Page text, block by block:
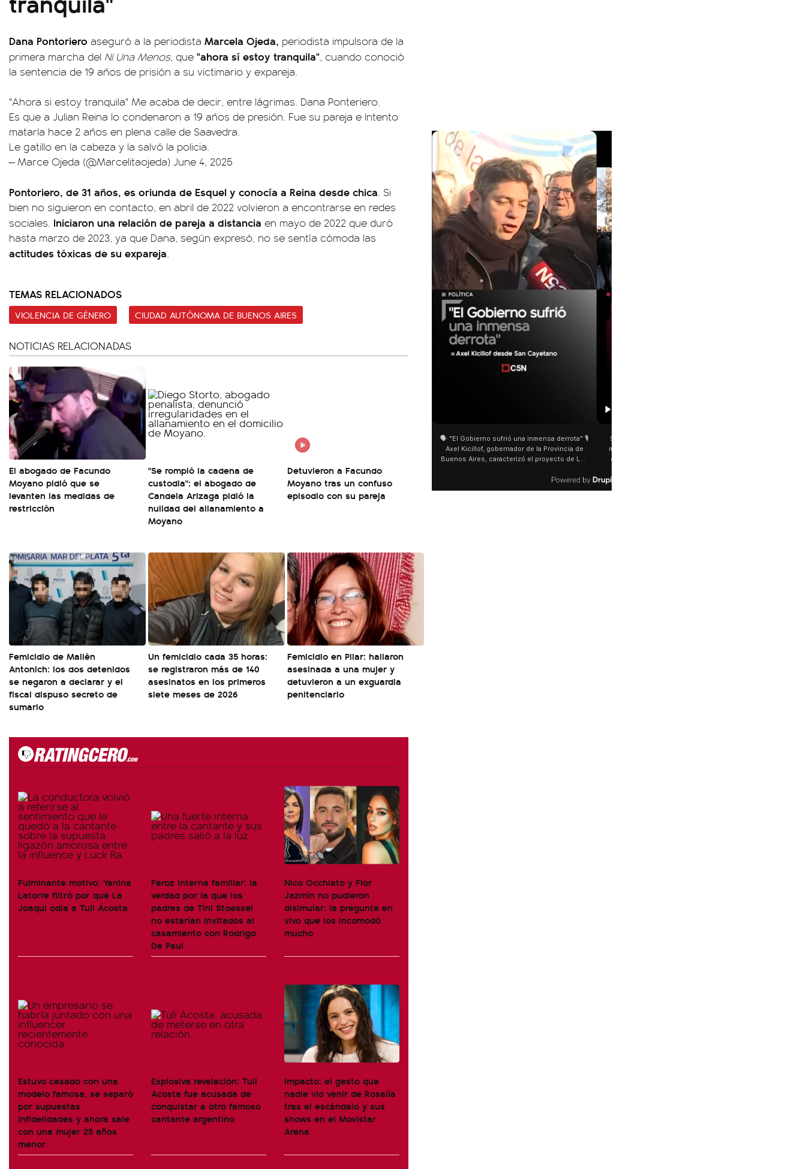
Dana Pontoriero aseguró a la periodista Marcela Ojeda, periodista impulsora de la
primera marcha del Ni Una Menos, que "ahora sí estoy tranquila", cuando conoció
la sentencia de 19 años de prisión a su victimario y expareja.
"Ahora si estoy tranquila" Me acaba de decir, entre lágrimas. Dana Ponteriero.
Es que a Julian Reina lo condenaron a 19 años de presión. Fue su pareja e Intento
matarla hace 2 años en plena calle de Saavedra.
Le gatillo en la cabeza y la salvó la policia.
— Marce Ojeda (@Marcelitaojeda) June 4, 2025
Pontoriero, de 31 años, es oriunda de Esquel y conocía a Reina desde chica. Si
bien no siguieron en contacto, en abril de 2022 volvieron a encontrarse en redes
sociales. Iniciaron una relación de pareja a distancia en mayo de 2022 que duró
hasta marzo de 2023, ya que Dana, según expresó, no se sentía cómoda las
actitudes tóxicas de su expareja.
TEMAS RELACIONADOS
VIOLENCIA DE GÉNERO CIUDAD AUTÓNOMA DE BUENOS AIRES
NOTICIAS RELACIONADAS
El abogado de Facundo
Moyano pidió que se
levanten las medidas de
restricción
"Se rompió la cadena de
custodia": el abogado de
Candela Arizaga pidió la
nulidad del allanamiento a
Moyano
Detuvieron a Facundo
Moyano tras un confuso
episodio con su pareja
Femicidio de Mailén
Antonich: los dos detenidos
se negaron a declarar y el
fiscal dispuso secreto de
sumario
Un femicidio cada 35 horas:
se registraron más de 140
asesinatos en los primeros
siete meses de 2026
Femicidio en Pilar: hallaron
asesinada a una mujer y
detuvieron a un exguardia
penitenciario
Fulminante motivo: Yanina
Latorre filtró por qué La
Joaqui odia a Tuli Acosta
Feroz interna familiar: la
verdad por la que los
padres de Tini Stoessel
no estarían invitados al
casamiento con Rodrigo
De Paul
Nico Occhiato y Flor
Jazmín no pudieron
disimular: la pregunta en
vivo que los incomodó
mucho
Estuvo casado con una
modelo famosa, se separó
por supuestas
infidelidades y ahora sale
con una mujer 25 años
menor
Explosiva revelación: Tuli
Acosta fue acusada de
conquistar a otro famoso
cantante argentino
Impacto: el gesto que
nadie vio venir de Rosalía
tras el escándalo y sus
shows en el Movistar
Arena
🗣️ "El Gobierno sufrió una inmensa derrota" 🎙️
Axel Kicillof, gobernador de la Provincia de
Buenos Aires, caracterizó el proyecto de Ley
de Inviolabilidad de la Propiedad Privada
como "una lista sábana con temas nefastos"
y destacó "la movilización popular". 📌 La
declaración fue desde el santuario de San
San Cayetano: Jorge García Cuerva juntó a
miles de peregrinos en Liniers El arzobispo
de Buenos Aires destacó la fortaleza de la
agua y soportó las bajas temperaturas de los
últimos días: "Son dificultades que pudieron